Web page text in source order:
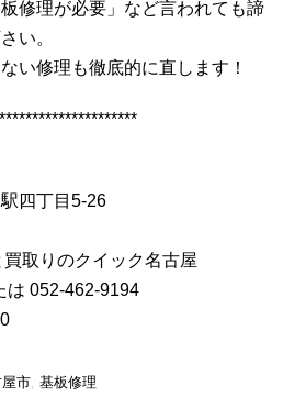
修理が必要」など言われても諦
い。
い修理も徹底的に直します！
四丁目5-26
取りのクイック名古屋
は 052-462-9194
市 基板修理